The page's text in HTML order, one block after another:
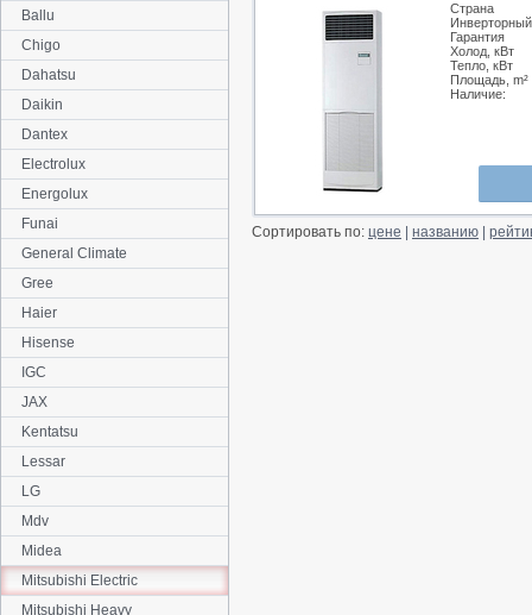
Страна
Инверторный
Гарантия
Холод, кВт
Тепло, кВт
Площадь, m²
Наличие:
Сортировать по: цене названию
Ballu
Chigo
Dahatsu
Daikin
Dantex
Electrolux
Energolux
Funai
General Climate
Gree
Haier
Hisense
IGC
JAX
Kentatsu
Lessar
LG
Mdv
Midea
Mitsubishi Electric
Mitsubishi Heavy